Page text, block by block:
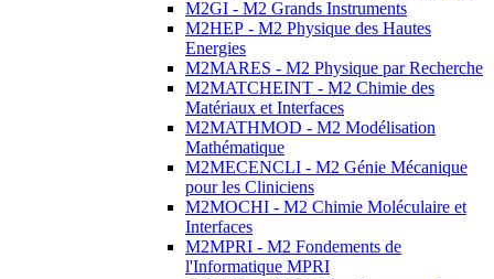
M2GI - M2 Grands Instruments
M2HEP - M2 Physique des Hautes
Energies
M2MARES - M2 Physique par Recherche
M2MATCHEINT - M2 Chimie des
Matériaux et Interfaces
M2MATHMOD - M2 Modélisation
Mathématique
M2MECENCLI - M2 Génie Mécanique
pour les Cliniciens
M2MOCHI - M2 Chimie Moléculaire et
Interfaces
M2MPRI - M2 Fondements de
l'Informatique MPRI